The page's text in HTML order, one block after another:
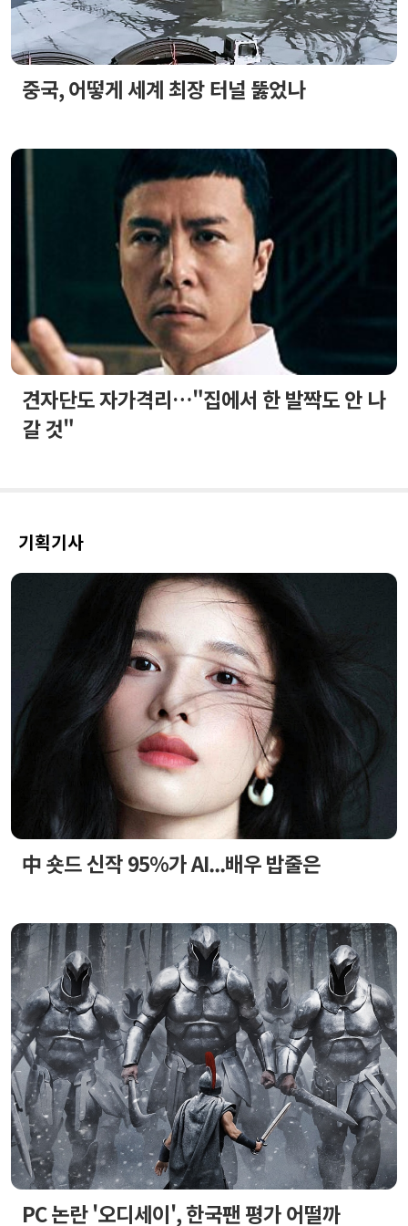
중국, 어떻게 세계 최장 터널 뚫었나
견자단도 자가격리…"집에서 한 발짝도 안 나
갈 것"
기획기사
中 숏드 신작 95%가 AI...배우 밥줄은
PC 논란 '오디세이', 한국팬 평가 어떨까